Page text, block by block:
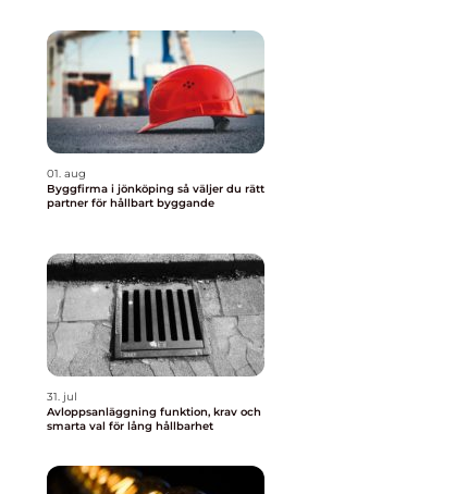
01. aug
Byggfirma i jönköping så väljer du rätt
partner för hållbart byggande
31. jul
Avloppsanläggning funktion, krav och
smarta val för lång hållbarhet